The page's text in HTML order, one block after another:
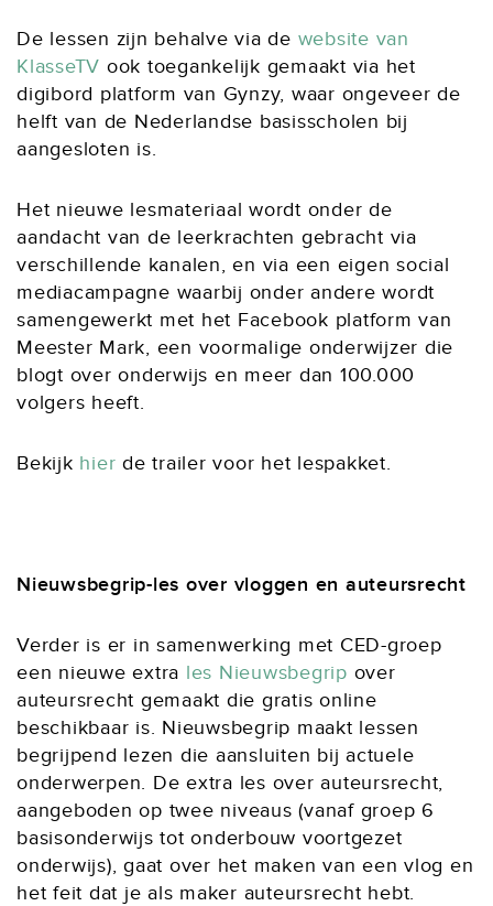
De lessen zijn behalve via de website van
KlasseTV ook toegankelijk gemaakt via het
digibord platform van Gynzy, waar ongeveer de
helft van de Nederlandse basisscholen bij
aangesloten is.
Het nieuwe lesmateriaal wordt onder de
aandacht van de leerkrachten gebracht via
verschillende kanalen, en via een eigen social
mediacampagne waarbij onder andere wordt
samengewerkt met het Facebook platform van
Meester Mark, een voormalige onderwijzer die
blogt over onderwijs en meer dan 100.000
volgers heeft.
Bekijk hier de trailer voor het lespakket.
Nieuwsbegrip-les over vloggen en auteursrecht
Verder is er in samenwerking met CED-groep
een nieuwe extra les Nieuwsbegrip over
auteursrecht gemaakt die gratis online
beschikbaar is. Nieuwsbegrip maakt lessen
begrijpend lezen die aansluiten bij actuele
onderwerpen. De extra les over auteursrecht,
aangeboden op twee niveaus (vanaf groep 6
basisonderwijs tot onderbouw voortgezet
onderwijs), gaat over het maken van een vlog en
het feit dat je als maker auteursrecht hebt.